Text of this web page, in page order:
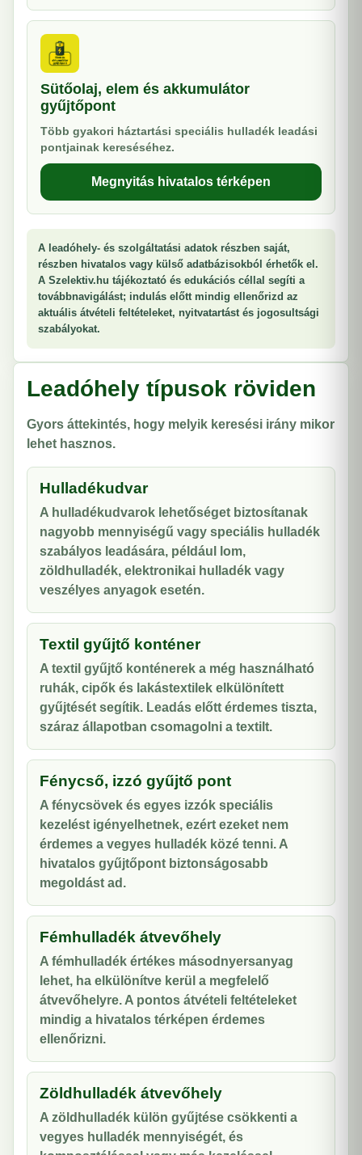
Sütőolaj, elem és akkumulátor
gyűjtőpont
Több gyakori háztartási speciális hulladék leadási
pontjainak kereséséhez.
Megnyitás hivatalos térképen
A leadóhely- és szolgáltatási adatok részben saját,
részben hivatalos vagy külső adatbázisokból érhetők el.
A Szelektiv.hu tájékoztató és edukációs céllal segíti a
továbbnavigálást; indulás előtt mindig ellenőrizd az
aktuális átvételi feltételeket, nyitvatartást és jogosultsági
szabályokat.
Leadóhely típusok röviden
Gyors áttekintés, hogy melyik keresési irány mikor
lehet hasznos.
Hulladékudvar
A hulladékudvarok lehetőséget biztosítanak
nagyobb mennyiségű vagy speciális hulladék
szabályos leadására, például lom,
zöldhulladék, elektronikai hulladék vagy
veszélyes anyagok esetén.
Textil gyűjtő konténer
A textil gyűjtő konténerek a még használható
ruhák, cipők és lakástextilek elkülönített
gyűjtését segítik. Leadás előtt érdemes tiszta,
száraz állapotban csomagolni a textilt.
Fénycső, izzó gyűjtő pont
A fénycsövek és egyes izzók speciális
kezelést igényelhetnek, ezért ezeket nem
érdemes a vegyes hulladék közé tenni. A
hivatalos gyűjtőpont biztonságosabb
megoldást ad.
Fémhulladék átvevőhely
A fémhulladék értékes másodnyersanyag
lehet, ha elkülönítve kerül a megfelelő
átvevőhelyre. A pontos átvételi feltételeket
mindig a hivatalos térképen érdemes
ellenőrizni.
Zöldhulladék átvevőhely
A zöldhulladék külön gyűjtése csökkenti a
vegyes hulladék mennyiségét, és